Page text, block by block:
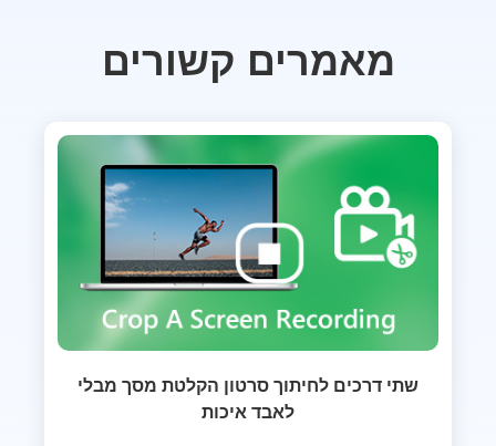
מאמרים קשורים
שתי דרכים לחיתוך סרטון הקלטת מסך מבלי
לאבד איכות